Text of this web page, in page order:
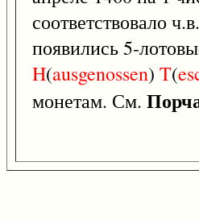
соответствовало
появились 5-
H(ausgenossen) T(
монетам. См.